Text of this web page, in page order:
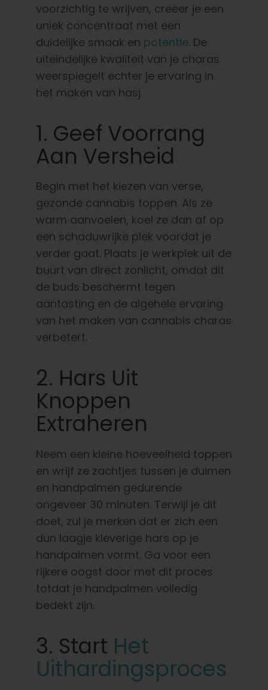
voorzichtig te wrijven, creëer je een
uniek concentraat met een
duidelijke smaak en potentie. De
uiteindelijke kwaliteit van je charas
weerspiegelt echter je ervaring in
het maken van hasj.
1. Geef Voorrang
Aan Versheid
Begin met het kiezen van verse,
gezonde cannabis toppen. Als ze
warm aanvoelen, koel ze dan af op
een schaduwrijke plek voordat je
verder gaat. Plaats je werkplek uit de
buurt van direct zonlicht, omdat dit
de buds beschermt tegen
aantasting en de algehele ervaring
van het maken van cannabis charas
verbetert.
2. Hars Uit
Knoppen
Extraheren
Neem een kleine hoeveelheid toppen
en wrijf ze zachtjes tussen je duimen
en handpalmen gedurende
ongeveer 30 minuten. Terwijl je dit
doet, zul je merken dat er zich een
dun laagje kleverige hars op je
handpalmen vormt. Ga voor een
rijkere oogst door met dit proces
totdat je handpalmen volledig
bedekt zijn.
3. Start Het
Uithardingsproces